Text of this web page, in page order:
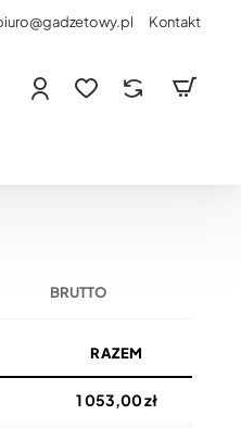
Kontakt
BRUTTO
RAZEM
1 053,00 zł